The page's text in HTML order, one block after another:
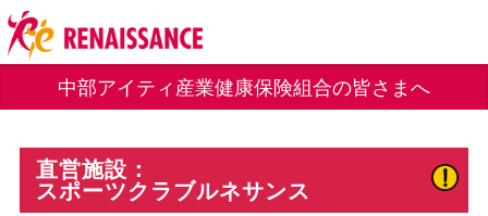
中部アイティ産業健康保険組合の皆さまへ
直営施設：
スポーツクラブルネサンス